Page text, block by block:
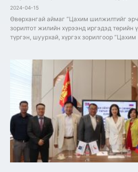
2024-04-15
Өвөрхангай аймаг “Цахим шилжилтийг
зорилтот жилийн хүрээнд иргэдэд төрийн
түргэн, шуурхай, хүргэх зорилгоор “Цахим